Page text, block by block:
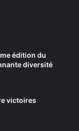
édition du
diversité
victoires